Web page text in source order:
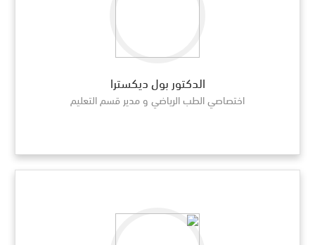
الدكتور بول ديكسترا
اختصاصي الطب الرياضي و مدير قسم التعليم